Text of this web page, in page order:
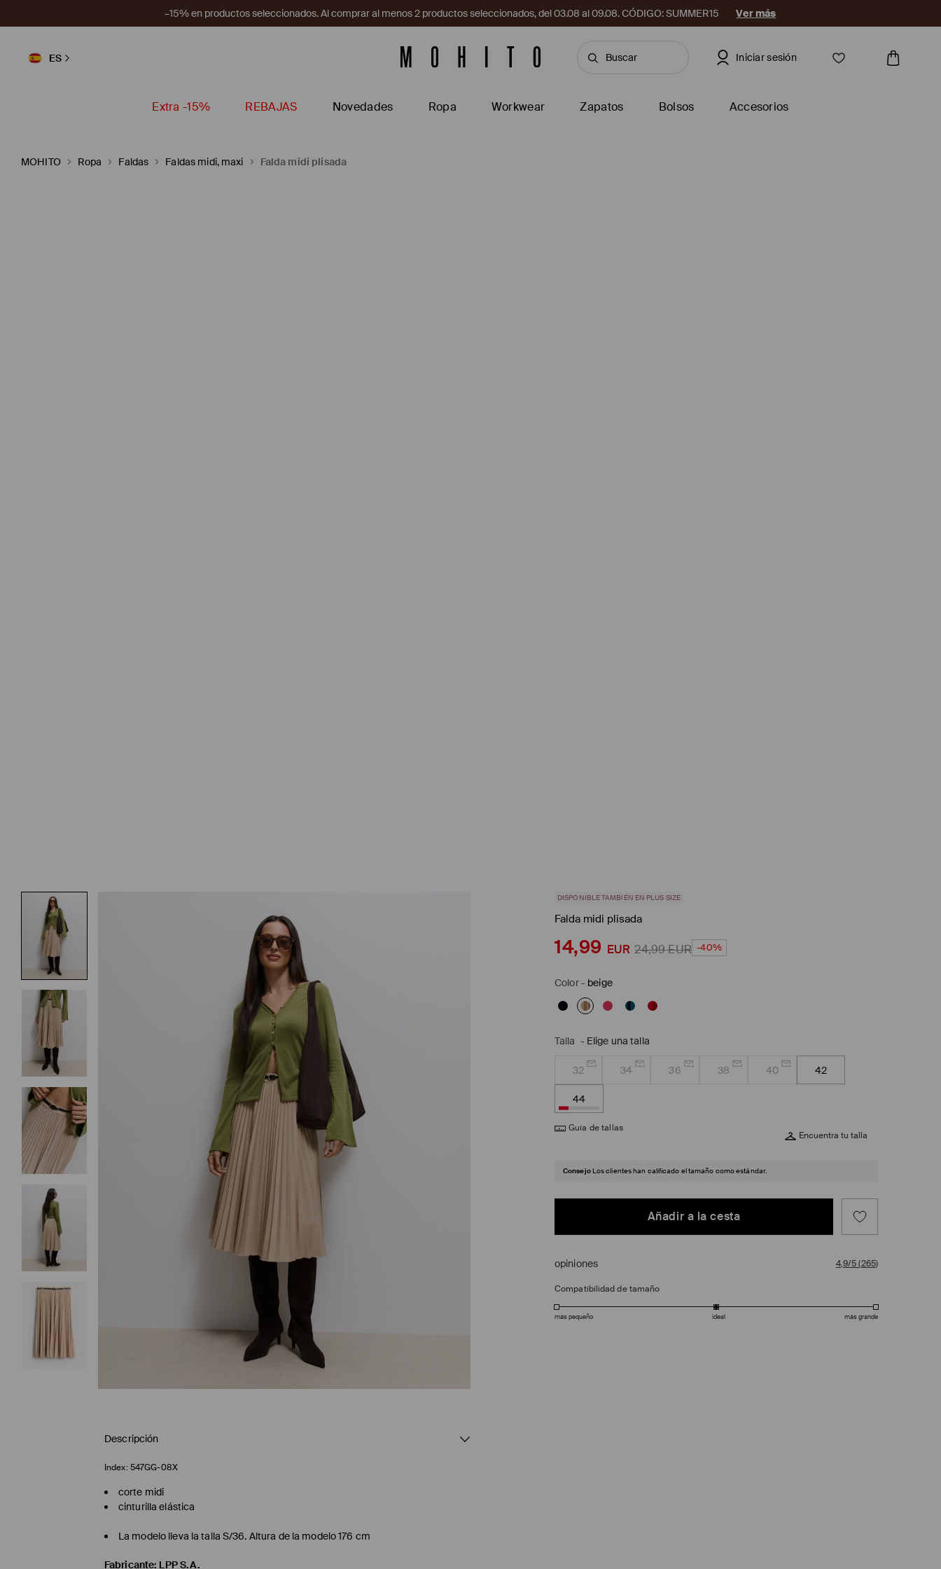
–15% en productos seleccionados. Al comprar al menos 2 productos seleccionados, del 03.08 al 09.08. CÓDIGO: SUMMER15 Ver más
ES Iniciar sesión
Extra -15% REBAJAS Novedades Ropa Workwear Zapatos Bolsos Accesorios
MOHITO Ropa Faldas Faldas midi, maxi Falda midi plisada
DISPONIBLE TAMBIÉN EN PLUS SIZE
Falda midi plisada
14,99 EUR 24,99EUR -40%
Color- beige
Talla - Elige una talla
32 34 36 38 40 42
44
Guía de tallas
Encuentra tu talla
Consejo Los clientes han calificado el tamaño como estándar.
Añadir a la cesta
opiniones 4,9/5(265)
Compatibilidad de tamaño
más pequeño ideal más grande
Descripción
Index: 547GG-08X
corte midi
cinturilla elástica
La modelo lleva la talla S/36. Altura de la modelo 176 cm
Fabricante: LPP S.A.